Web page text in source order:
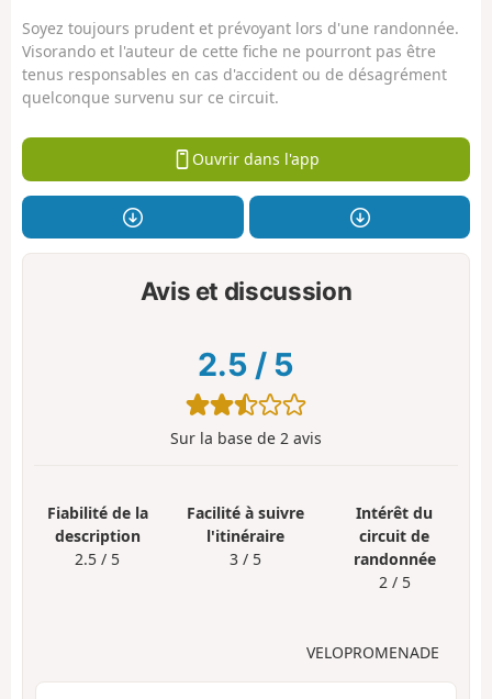
Soyez toujours prudent et prévoyant lors d'une randonnée.
Visorando et l'auteur de cette fiche ne pourront pas être
tenus responsables en cas d'accident ou de désagrément
quelconque survenu sur ce circuit.
Ouvrir dans l'app
Avis et discussion
2.5 / 5
Sur la base de 2 avis
Fiabilité de la
description
2.5 / 5
Facilité à suivre
l'itinéraire
3 / 5
Intérêt du
circuit de
randonnée
2 / 5
VELOPROMENADE